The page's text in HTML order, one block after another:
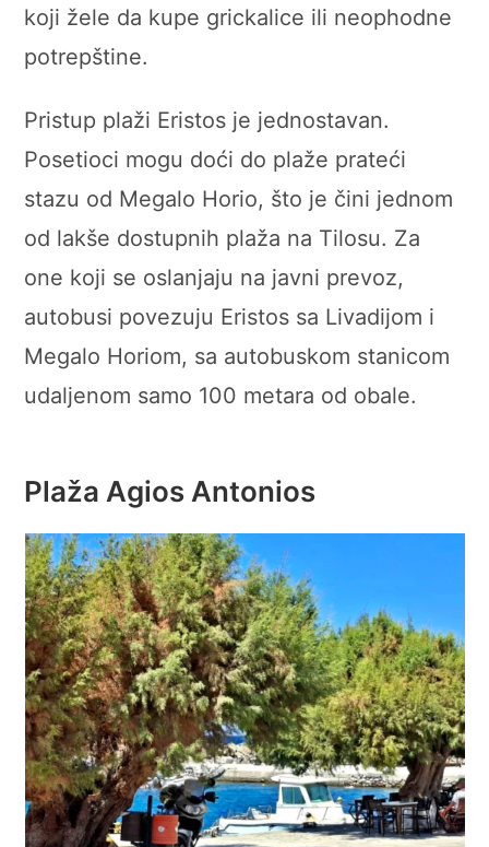
koji žele da kupe grickalice ili neophodne
potrepštine.
Pristup plaži Eristos je jednostavan.
Posetioci mogu doći do plaže prateći
stazu od Megalo Horio, što je čini jednom
od lakše dostupnih plaža na Tilosu. Za
one koji se oslanjaju na javni prevoz,
autobusi povezuju Eristos sa Livadijom i
Megalo Horiom, sa autobuskom stanicom
udaljenom samo 100 metara od obale.
Plaža Agios Antonios